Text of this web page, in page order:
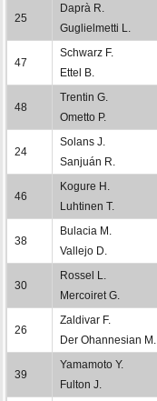
25
Daprà R.
Guglielmetti L.
47
Schwarz F.
Ettel B.
48
Trentin G.
Ometto P.
24
Solans J.
Sanjuán R.
46
Kogure H.
Luhtinen T.
38
Bulacia M.
Vallejo D.
30
Rossel L.
Mercoiret G.
26
Zaldivar F.
Der Ohannesian M.
39
Yamamoto Y.
Fulton J.